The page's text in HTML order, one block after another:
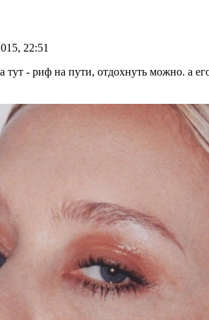
22:51
- риф на пути, отдохнуть можно. а